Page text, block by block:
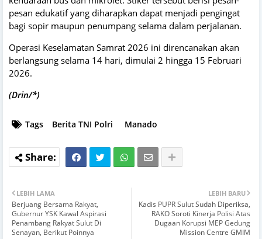
pesan edukatif yang diharapkan dapat menjadi pengingat
bagi sopir maupun penumpang selama dalam perjalanan.
​Operasi Keselamatan Samrat 2026 ini direncanakan akan
berlangsung selama 14 hari, dimulai 2 hingga 15 Februari
2026.
(Drin/*)
Tags Berita TNI Polri Manado
LEBIH BARU
Kadis PUPR Sulut Sudah Diperiksa,
RAKO Soroti Kinerja Polisi Atas
Dugaan Korupsi MEP Gedung
Mission Centre GMIM
LEBIH LAMA
Berjuang Bersama Rakyat,
Gubernur YSK Kawal Aspirasi
Penambang Rakyat Sulut Di
Senayan, Berikut Poinnya